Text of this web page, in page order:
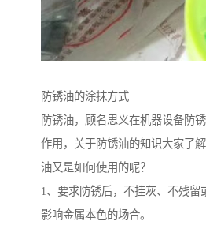
防锈油的涂抹方式
防锈油，顾名思义在机器设备防
作用，关于防锈油的知识大家了
油又是如何使用的呢？
1、要求防锈后，不挂灰、不残留
影响金属本色的场合。